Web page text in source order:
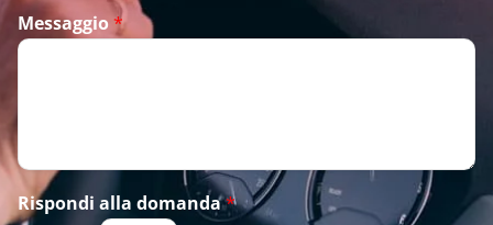
Messaggio *
Rispondi alla domanda*